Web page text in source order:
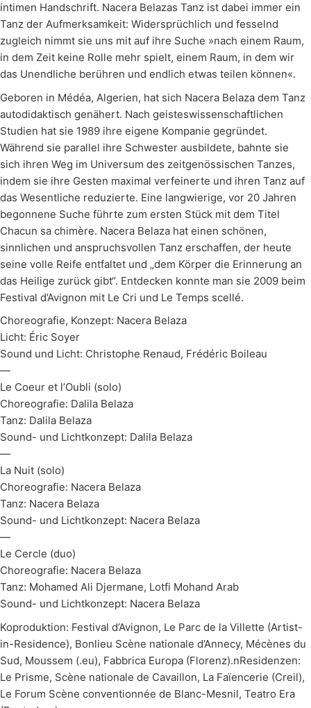
intimen Handschrift. Nacera Belazas Tanz ist dabei immer ein
Tanz der Aufmerksamkeit: Widersprüchlich und fesselnd
zugleich nimmt sie uns mit auf ihre Suche »nach einem Raum,
in dem Zeit keine Rolle mehr spielt, einem Raum, in dem wir
das Unendliche berühren und endlich etwas teilen können«.
Geboren in Médéa, Algerien, hat sich Nacera Belaza dem Tanz
autodidaktisch genähert. Nach geisteswissenschaftlichen
Studien hat sie 1989 ihre eigene Kompanie gegründet.
Während sie parallel ihre Schwester ausbildete, bahnte sie
sich ihren Weg im Universum des zeitgenössischen Tanzes,
indem sie ihre Gesten maximal verfeinerte und ihren Tanz auf
das Wesentliche reduzierte. Eine langwierige, vor 20 Jahren
begonnene Suche führte zum ersten Stück mit dem Titel
Chacun sa chimère. Nacera Belaza hat einen schönen,
sinnlichen und anspruchsvollen Tanz erschaffen, der heute
seine volle Reife entfaltet und „dem Körper die Erinnerung an
das Heilige zurück gibt“. Entdecken konnte man sie 2009 beim
Festival d’Avignon mit Le Cri und Le Temps scellé.
Choreografie, Konzept: Nacera Belaza
Licht: Éric Soyer
Sound und Licht: Christophe Renaud, Frédéric Boileau
—
Le Coeur et l’Oubli (solo)
Choreografie: Dalila Belaza
Tanz: Dalila Belaza
Sound- und Lichtkonzept: Dalila Belaza
—
La Nuit (solo)
Choreografie: Nacera Belaza
Tanz: Nacera Belaza
Sound- und Lichtkonzept: Nacera Belaza
—
Le Cercle (duo)
Choreografie: Nacera Belaza
Tanz: Mohamed Ali Djermane, Lotfi Mohand Arab
Sound- und Lichtkonzept: Nacera Belaza
Koproduktion: Festival d’Avignon, Le Parc de la Villette (Artist-
in-Residence), Bonlieu Scène nationale d’Annecy, Mécènes du
Sud, Moussem (.eu), Fabbrica Europa (Florenz).nResidenzen:
Le Prisme, Scène nationale de Cavaillon, La Faïencerie (Creil),
Le Forum Scène conventionnée de Blanc-Mesnil, Teatro Era